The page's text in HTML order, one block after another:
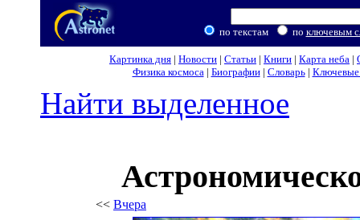
по текстам по ключевым
Картинка дня | Новости | Статьи | Книги | Карта неба |
Физика космоса| Биографии| Словарь| Ключевые
Найти выделенное
<< Вчера